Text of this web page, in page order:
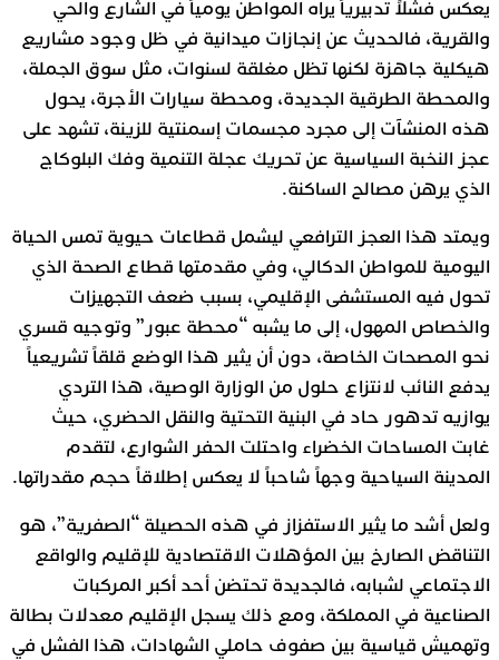
يعكس فشلاً تدبيرياً يراه المواطن يومياً في الشارع والحي
والقرية، فالحديث عن إنجازات ميدانية في ظل وجود مشاريع
هيكلية جاهزة لكنها تظل مغلقة لسنوات، مثل سوق الجملة،
والمحطة الطرقية الجديدة، ومحطة سيارات الأجرة، يحول
هذه المنشآت إلى مجرد مجسمات إسمنتية للزينة، تشهد على
عجز النخبة السياسية عن تحريك عجلة التنمية وفك البلوكاج
الذي يرهن مصالح الساكنة.
ويمتد هذا العجز الترافعي ليشمل قطاعات حيوية تمس الحياة
اليومية للمواطن الدكالي، وفي مقدمتها قطاع الصحة الذي
تحول فيه المستشفى الإقليمي، بسبب ضعف التجهيزات
والخصاص المهول، إلى ما يشبه “محطة عبور” وتوجيه قسري
نحو المصحات الخاصة، دون أن يثير هذا الوضع قلقاً تشريعياً
يدفع النائب لانتزاع حلول من الوزارة الوصية، هذا التردي
يوازيه تدهور حاد في البنية التحتية والنقل الحضري، حيث
غابت المساحات الخضراء واحتلت الحفر الشوارع، لتقدم
المدينة السياحية وجهاً شاحباً لا يعكس إطلاقاً حجم مقدراتها.
ولعل أشد ما يثير الاستفزاز في هذه الحصيلة “الصفرية”، هو
التناقض الصارخ بين المؤهلات الاقتصادية للإقليم والواقع
الاجتماعي لشبابه، فالجديدة تحتضن أحد أكبر المركبات
الصناعية في المملكة، ومع ذلك يسجل الإقليم معدلات بطالة
وتهميش قياسية بين صفوف حاملي الشهادات، هذا الفشل في